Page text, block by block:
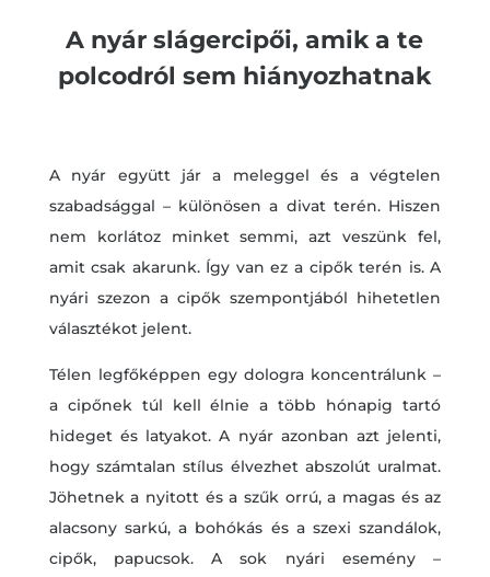
A nyár slágercipői, amik a te
polcodról sem hiányozhatnak
A nyár együtt jár a meleggel és a végtelen
szabadsággal – különösen a divat terén. Hiszen
nem korlátoz minket semmi, azt veszünk fel,
amit csak akarunk. Így van ez a cipők terén is. A
nyári szezon a cipők szempontjából hihetetlen
választékot jelent.
Télen legfőképpen egy dologra koncentrálunk –
a cipőnek túl kell élnie a több hónapig tartó
hideget és latyakot. A nyár azonban azt jelenti,
hogy számtalan stílus élvezhet abszolút uralmat.
Jöhetnek a nyitott és a szűk orrú, a magas és az
alacsony sarkú, a bohókás és a szexi szandálok,
cipők, papucsok. A sok nyári esemény –